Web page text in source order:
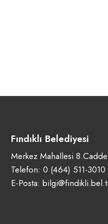
Fındıklı Belediyesi
Merkez Mahallesi
Telefon: 0 (464) 511-3010
E-Posta: